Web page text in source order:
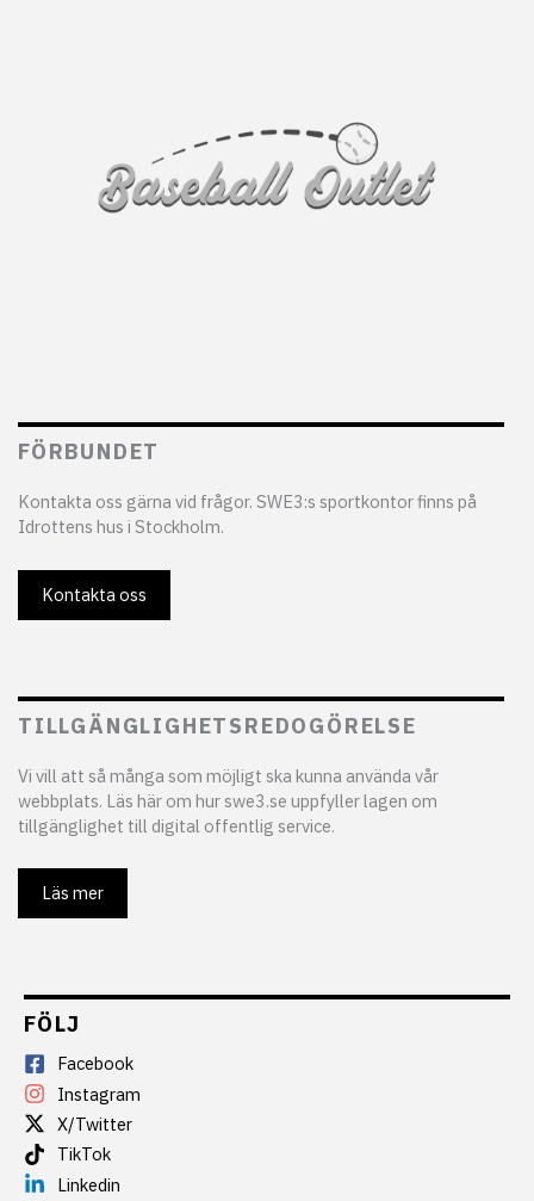
FÖRBUNDET
Kontakta oss gärna vid frågor. SWE3:s sportkontor finns på
Idrottens hus i Stockholm.
Kontakta oss
TILLGÄNGLIGHETSREDOGÖRELSE
Vi vill att så många som möjligt ska kunna använda vår
webbplats. Läs här om hur swe3.se uppfyller lagen om
tillgänglighet till digital offentlig service.
Läs mer
FÖLJ
Facebook
Instagram
X/Twitter
TikTok
Linkedin